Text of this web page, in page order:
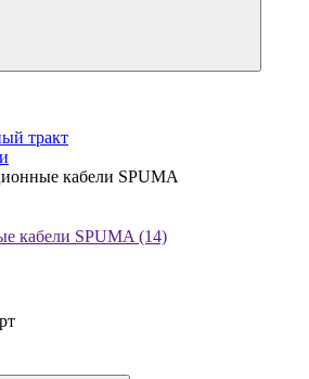
тракт
кабели SPUMA
кабели SPUMA (14)